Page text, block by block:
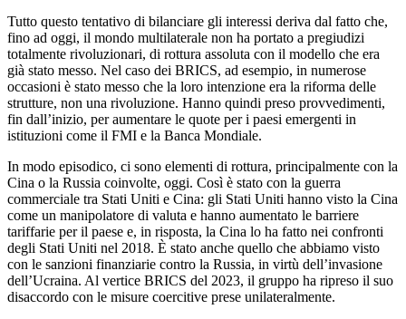
Tutto questo tentativo di bilanciare gli interessi deriva dal fatto che,
fino ad oggi, il mondo multilaterale non ha portato a pregiudizi
totalmente rivoluzionari, di rottura assoluta con il modello che era
già stato messo. Nel caso dei BRICS, ad esempio, in numerose
occasioni è stato messo che la loro intenzione era la riforma delle
strutture, non una rivoluzione. Hanno quindi preso provvedimenti,
fin dall’inizio, per aumentare le quote per i paesi emergenti in
istituzioni come il FMI e la Banca Mondiale.
In modo episodico, ci sono elementi di rottura, principalmente con la
Cina o la Russia coinvolte, oggi. Così è stato con la guerra
commerciale tra Stati Uniti e Cina: gli Stati Uniti hanno visto la Cina
come un manipolatore di valuta e hanno aumentato le barriere
tariffarie per il paese e, in risposta, la Cina lo ha fatto nei confronti
degli Stati Uniti nel 2018. È stato anche quello che abbiamo visto
con le sanzioni finanziarie contro la Russia, in virtù dell’invasione
dell’Ucraina. Al vertice BRICS del 2023, il gruppo ha ripreso il suo
disaccordo con le misure coercitive prese unilateralmente.